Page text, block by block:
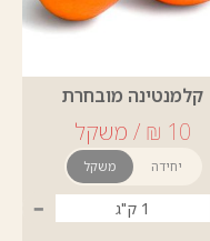
קלמנטינה מובחרת
משקל יחידה
-